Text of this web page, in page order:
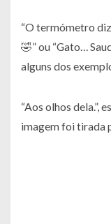
“O termómetro
🤣” ou “Gato…
alguns dos
“Aos olhos dela.”,
imagem foi tirada